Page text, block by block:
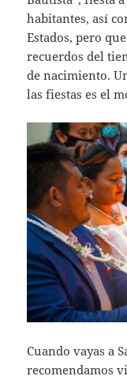
habitantes, así
Estados, pero
recuerdos del
de nacimiento.
las fiestas es el
Cuando vayas a
recomendamos